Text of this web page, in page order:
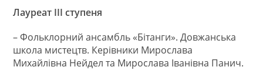
Лауреат ІІІ ступеня
– Фольклорний ансамбль «Бітанги». Довжанська
школа мистецтв. Керівники Мирослава
Михайлівна Нейдел та Мирослава Іванівна Панич.